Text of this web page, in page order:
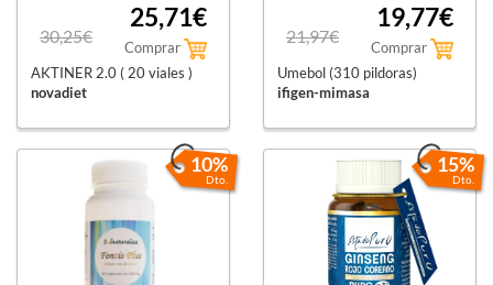
30,25€
25,71€
Comprar
AKTINER 2.0 ( 20 viales )
novadiet
21,97€
19,77€
Comprar
Umebol (310 pildoras)
ifigen-mimasa
10%
Dto.
15%
Dto.